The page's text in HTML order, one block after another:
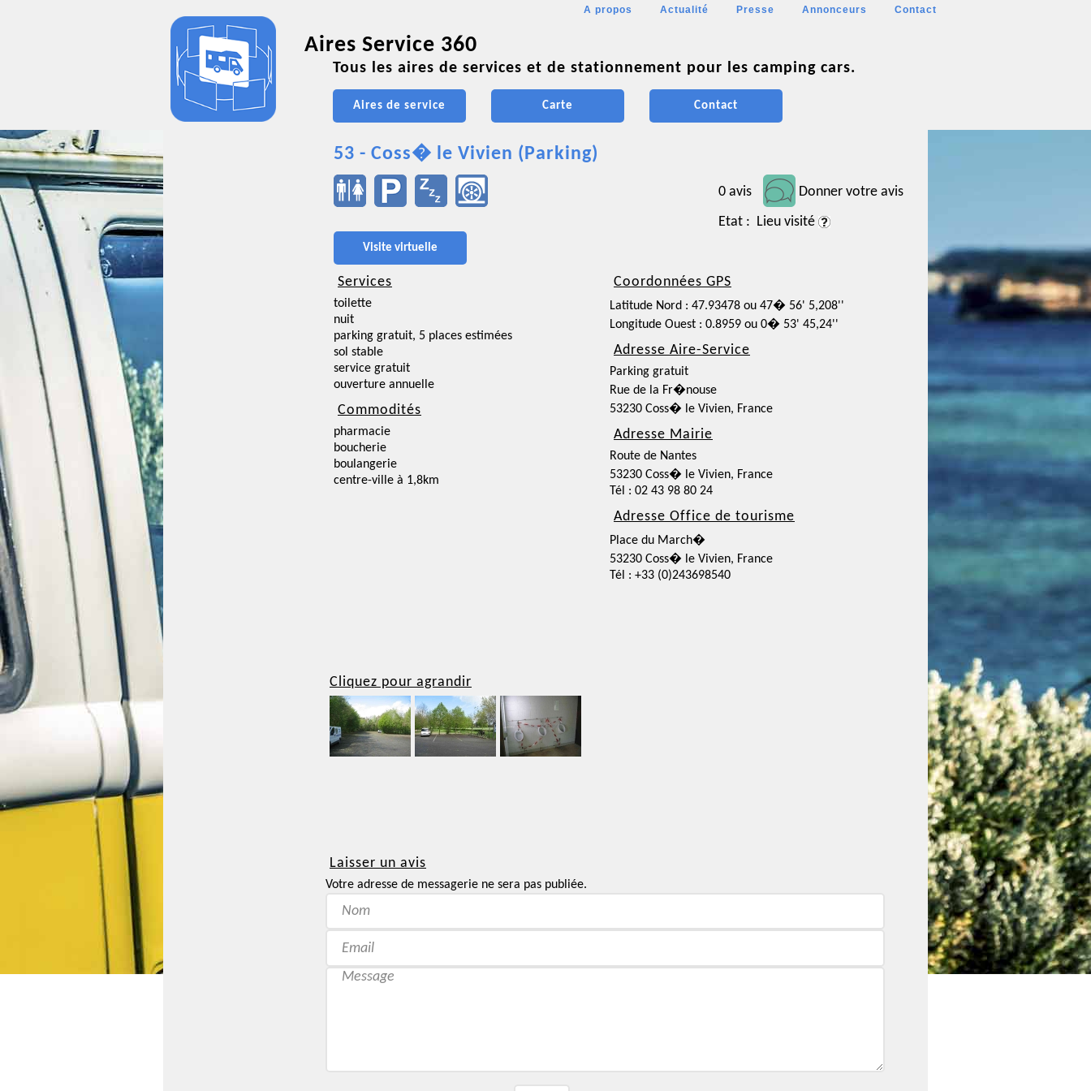
A propos Actualité Presse Annonceurs Contact
Aires Service 360
Tous les aires de services et de stationnement pour les camping cars.
Aires de service Carte Contact
53 - Coss� le Vivien (Parking)
0 avis
Donner votre avis
Etat : Lieu visité
Visite virtuelle
Services
toilette
nuit
parking gratuit, 5 places estimées
sol stable
service gratuit
ouverture annuelle
Commodités
pharmacie
boucherie
boulangerie
centre-ville à 1,8km
Coordonnées GPS
Latitude Nord : 47.93478 ou 47� 56' 5,208''
Longitude Ouest : 0.8959 ou 0� 53' 45,24''
Adresse Aire-Service
Parking gratuit
Rue de la Fr�nouse
53230 Coss� le Vivien, France
Adresse Mairie
Route de Nantes
53230 Coss� le Vivien, France
Tél : 02 43 98 80 24
Adresse Office de tourisme
Place du March�
53230 Coss� le Vivien, France
Tél : +33 (0)243698540
Cliquez pour agrandir
Laisser un avis
Votre adresse de messagerie ne sera pas publiée.